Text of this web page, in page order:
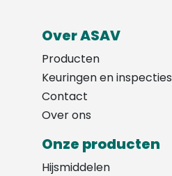
Over ASAV
Producten
Keuringen en inspecties
Contact
Over ons
Onze producten
Hijsmiddelen